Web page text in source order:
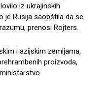
iz ukrajinskih
je Rusija saopštila da se
prenosi Rojters.
i azijskim zemljama,
proizvoda,